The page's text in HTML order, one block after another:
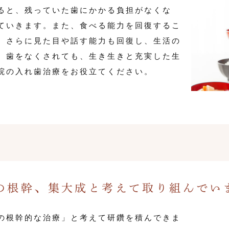
と、残っていた歯にかかる負担がなくな
きます。また、食べる能力を回復するこ
さらに見た目や話す能力も回復し、生活の
歯をなくされても、生き生きと充実した生
入れ歯治療をお役立てください。
根幹、集大成と考えて取り組んでい
幹的な治療」と考えて研鑽を積んできま